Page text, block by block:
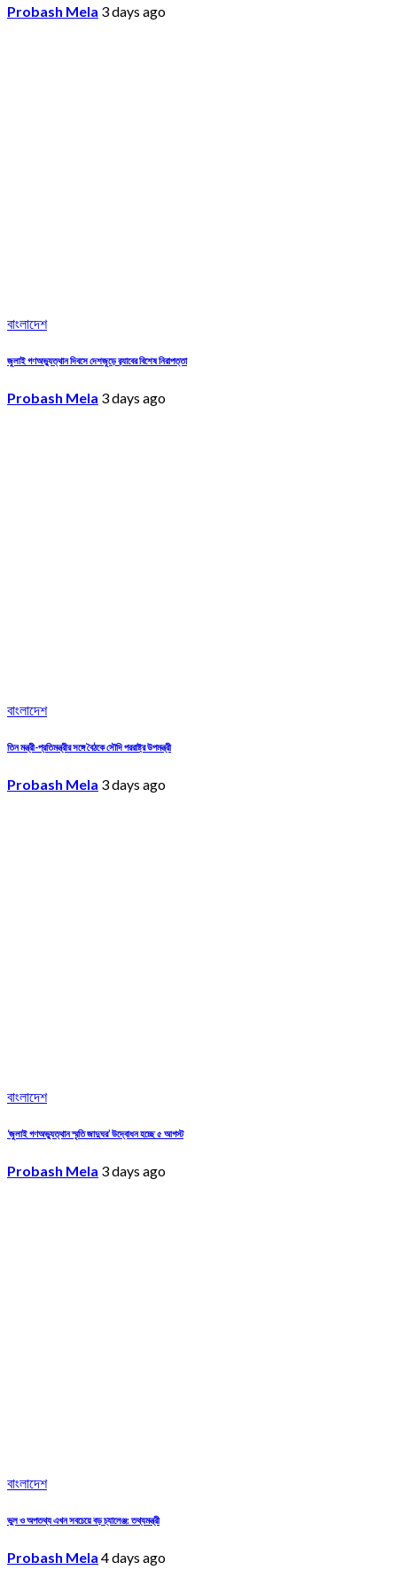
Probash Mela 3 days ago
বাংলাদেশ
জুলাই গণঅভ্যুত্থান দিবসে দেশজুড়ে র‌্যাবের বিশেষ নিরাপত্তা
Probash Mela 3 days ago
বাংলাদেশ
তিন মন্ত্রী-প্রতিমন্ত্রীর সঙ্গে বৈঠকে সৌদি পররাষ্ট্র উপমন্ত্রী
Probash Mela 3 days ago
বাংলাদেশ
‘জুলাই গণঅভ্যুত্থান স্মৃতি জাদুঘর’ উদ্বোধন হচ্ছে ৫ আগস্ট
Probash Mela 3 days ago
বাংলাদেশ
ভুল ও অপতথ্য এখন সবচেয়ে বড় চ্যালেঞ্জ: তথ্যমন্ত্রী
Probash Mela 4 days ago